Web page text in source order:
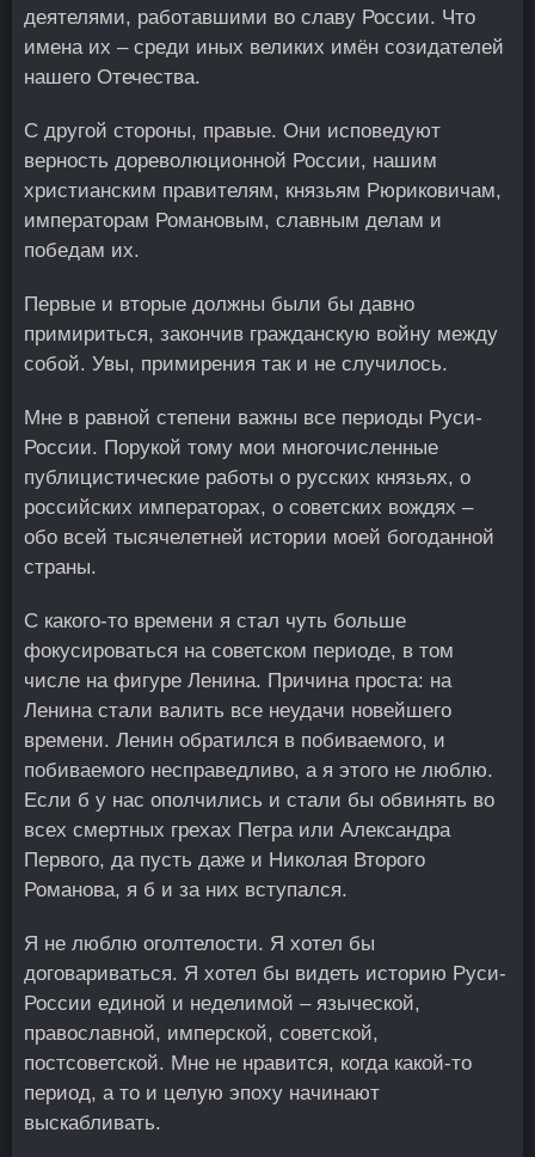
деятелями, работавшими во славу России. Что
имена их – среди иных великих имён созидателей
нашего Отечества.
С другой стороны, правые. Они исповедуют
верность дореволюционной России, нашим
христианским правителям, князьям Рюриковичам,
императорам Романовым, славным делам и
победам их.
Первые и вторые должны были бы давно
примириться, закончив гражданскую войну между
собой. Увы, примирения так и не случилось.
Мне в равной степени важны все периоды Руси-
России. Порукой тому мои многочисленные
публицистические работы о русских князьях, о
российских императорах, о советских вождях –
обо всей тысячелетней истории моей богоданной
страны.
С какого-то времени я стал чуть больше
фокусироваться на советском периоде, в том
числе на фигуре Ленина. Причина проста: на
Ленина стали валить все неудачи новейшего
времени. Ленин обратился в побиваемого, и
побиваемого несправедливо, а я этого не люблю.
Если б у нас ополчились и стали бы обвинять во
всех смертных грехах Петра или Александра
Первого, да пусть даже и Николая Второго
Романова, я б и за них вступался.
Я не люблю оголтелости. Я хотел бы
договариваться. Я хотел бы видеть историю Руси-
России единой и неделимой – языческой,
православной, имперской, советской,
постсоветской. Мне не нравится, когда какой-то
период, а то и целую эпоху начинают
выскабливать.